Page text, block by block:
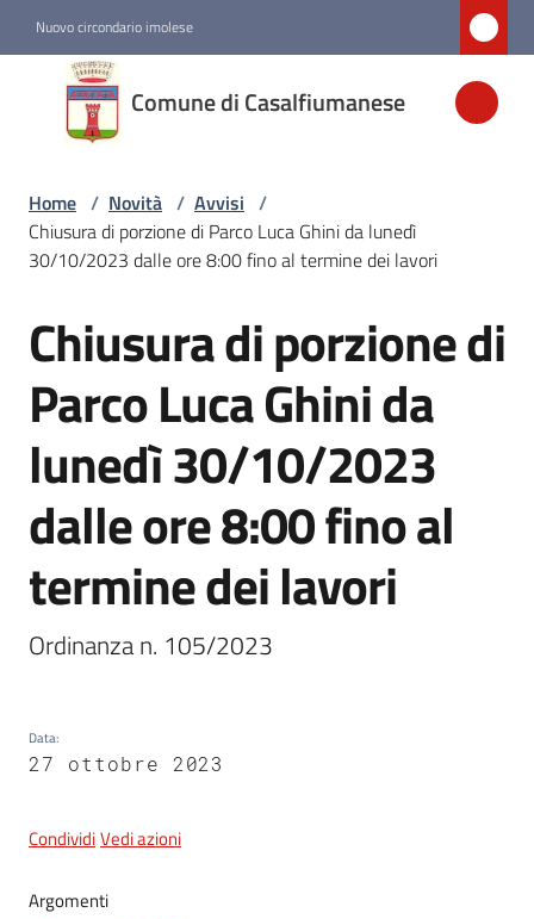
Nuovo circondario imolese
Comune di Casalfiumanese
Comune di
Casalfiumanese
Amministrazione
Vivere
Casalfiumanese
line
gli
Home / Novità / Avvisi /
Chiusura di porzione di Parco Luca Ghini da lunedì
30/10/2023 dalle ore 8:00 fino al termine dei lavori
Salta al contenuto
Chiusura di porzione di
Parco Luca Ghini da
lunedì 30/10/2023
dalle ore 8:00 fino al
termine dei lavori
Ordinanza n. 105/2023
Data:
27 ottobre 2023
CondividiVedi azioni
Argomenti